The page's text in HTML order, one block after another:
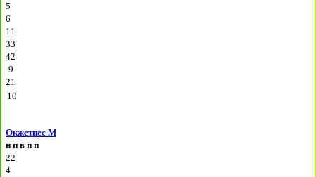
5
6
11
33
42
-9
21
10
Окжетпес М
н п в п п
22
4